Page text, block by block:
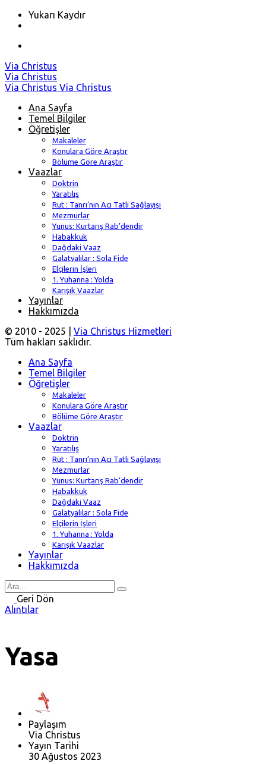
Yukarı Kaydır
Skip
to
content
Via Christus
Via Christus
Via Christus Via Christus
Ana Sayfa
Temel Bilgiler
Öğretişler
Makaleler
Konulara Göre Araştır
Bölüme Göre Araştır
Vaazlar
Doktrin
Yaratılış
Rut : Tanrı’nın Acı Tatlı Sağlayışı
Mezmurlar
Yunus: Kurtarış Rab’dendir
Habakkuk
Dağdaki Vaaz
Galatyalılar : Sola Fide
Elçilerin İşleri
1. Yuhanna : Yolda
Karışık Vaazlar
Yayınlar
Hakkımızda
© 2010 - 2025 | Via Christus Hizmetleri
Tüm hakları saklıdır.
Ana Sayfa
Temel Bilgiler
Öğretişler
Makaleler
Konulara Göre Araştır
Bölüme Göre Araştır
Vaazlar
Doktrin
Yaratılış
Rut : Tanrı’nın Acı Tatlı Sağlayışı
Mezmurlar
Yunus: Kurtarış Rab’dendir
Habakkuk
Dağdaki Vaaz
Galatyalılar : Sola Fide
Elçilerin İşleri
1. Yuhanna : Yolda
Karışık Vaazlar
Yayınlar
Hakkımızda
Search
forGeri Dön
Alıntılar
Yasa
Paylaşım
Via Christus
Yayın Tarihi
30 Ağustos 2023